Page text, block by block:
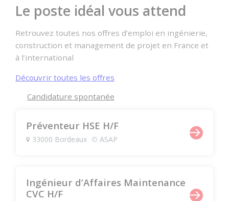
Le poste idéal vous attend
Retrouvez toutes nos offres d’emploi en ingénierie,
construction et management de projet en France et
à l’international
Découvrir toutes les offres
Candidature spontanée
Préventeur HSE H/F
33000 Bordeaux ASAP
Ingénieur d’Affaires Maintenance
CVC H/F